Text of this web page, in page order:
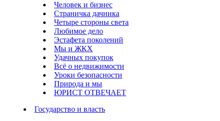
Человек и бизнес
Страничка дачника
Четыре стороны света
Любимое дело
Эстафета поколений
Мы и ЖКХ
Удачных покупок
Всё о недвижимости
Уроки безопасности
Природа и мы
ЮРИСТ ОТВЕЧАЕТ
Государство и власть